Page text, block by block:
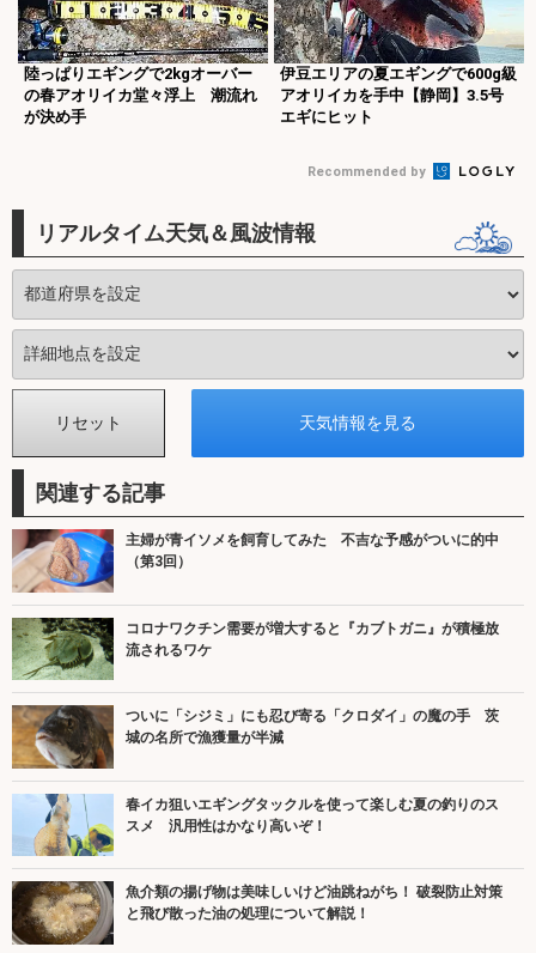
陸っぱりエギングで2kgオーバー
の春アオリイカ堂々浮上 潮流れ
が決め手
伊豆エリアの夏エギングで600g級
アオリイカを手中【静岡】3.5号
エギにヒット
Recommended by
リアルタイム天気＆風波情報
関連する記事
主婦が青イソメを飼育してみた 不吉な予感がついに的中
（第3回）
コロナワクチン需要が増大すると『カブトガニ』が積極放
流されるワケ
ついに「シジミ」にも忍び寄る「クロダイ」の魔の手 茨
城の名所で漁獲量が半減
春イカ狙いエギングタックルを使って楽しむ夏の釣りのス
スメ 汎用性はかなり高いぞ！
魚介類の揚げ物は美味しいけど油跳ねがち！ 破裂防止対策
と飛び散った油の処理について解説！